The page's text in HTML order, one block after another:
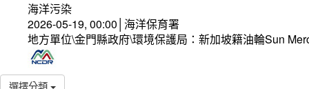
海洋污染
2026-05-19, 00:00│海洋保育署
地方單位\金門縣政府\環境保護局：新加坡籍油輪Sun
選擇分類